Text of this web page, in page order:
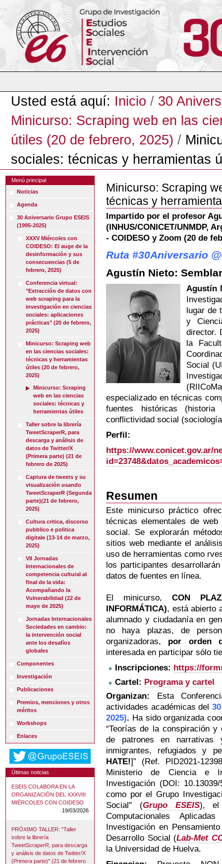
contenido.
navegación
Herramientas
Usted está aquí: Inicio / 30
Minicurso: Scraping web en las
útiles (20 de febrero, 2025) /
sociales: técnicas y herramientas
Menú principal
Noticias
Agenda
30 Aniversario Grupo ESEIS
(1995-2025)
XXXV Miércoles con
COIDESO: El auge de la
desinformación y sus
consecuencias (5 de
febrero, 2025)
Conferencia virtual:
"Extracción de datos con
web scraping para la
investigación en ciencias
sociales: aplicaciones
prácticas" (20 de febrero,
2025)
Minicurso: Scraping web
en las ciencias sociales:
técnicas y herramientas
útiles (20 de febrero,
2025)
Minicurso: Scraping
web en las ciencias
sociales: técnicas y
herramientas útiles
Taller sobre la librería
TweetScraperR, para
descarga y análisis de
datos de Twitter/X
(Primera parte) (21 de
febrero de 2025)
Captura de tweets y su
visualización usando
TweetScraperR (Segunda
parte)(21 de febrero,
2025)
Cultura critica, discorso
pubblico e politica
digitale (13-14 de marzo,
2025)
VII Jornadas
Internacionales de
competencia cultural al
final de la vida:
Acompañando la
Vulnerabilidad (22 de
mayo de 2025)
Jornadas Internacionales
Sociedades en cambio:
la intervención social
ante los desafíos
globales
Componentes
Investigación
Publicaciones
Premios, menciones y otros
méritos
Workshops
Enlaces
Últimas noticias
ESEIS COLABORA EN LA
ORGANIZACIÓN DEL XXXVIII
MIÉRCOLES CON COIDESO
19/03/2026
PRÓXIMO TALLER: "Taller
sobre la librería
TweetScraperR, para descarga
y análisis de datos de Twitter/X
(Primera parte)" (21 de febrero
Minicurso: Scraping
técnicas y
Impartido por el profesor
(INHUS/CONICET/UNMDP,
- COIDESO y Zoom (20 de
Ruta #30Aniversario
Agustín Nieto:
Agustín
lugar de
y
director.
la
Social
especializado en técnicas
fuentes históricas
conflictividad social
Perfil:
https://www.conicet.gov.ar/
Resumen
Este minicurso práctico
técnicas elementales de
social. Se explorarán
sitios web mediante el
uso de herramientas como
los participantes
datos de fuentes en línea.
El minicurso,CON
INFORMÁTICA), está abierto
alumnado y ciudadanía en
no haya plazas, de
organizadoras, por orden
interesada en participar sólo
Inscripciones: https://
Cartel: Programa y cartel
Organizan:
Esta
actividades académicas del
2025). Ha sido organizada
“Teorías de la conspiración
de patrones en narrativas
inmigrantes, refugiados y
HATE!]” (Ref. PID2021-
Ministerio de Ciencia e
Investigación (DOI:
como por el Grupo
Social" (Grupo ESEIS),el
Computacionales
Investigación en
Desarrollo Social (Lab-Met
la Universidad de Huelva.